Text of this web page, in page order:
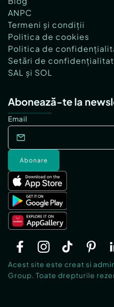
ANPC
Termeni și condiții
Politica de cookies
Politica de
Setări de
SAL și SOL
Abonează-te la
Email
Abonare
Acest site este creat si
Group. Toate drepturile